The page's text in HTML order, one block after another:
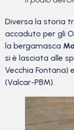
Diversa la storia
accaduto per gli
la bergamasca
si è lasciata alle
Vecchia Fontana)
(Valcar-PBM).